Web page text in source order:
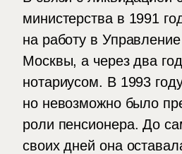
министерства в 1991
на работу в
Москвы, а через два
нотариусом. В 1993
но невозможно было
роли пенсионера. До
своих дней она